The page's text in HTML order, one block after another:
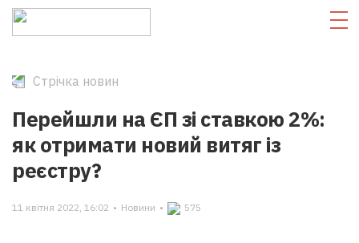
Стрічка новин
Перейшли на ЄП зі ставкою 2%:
як отримати новий витяг із
реєстру?
11 квітня 2022, 16:02 • Новини • 575